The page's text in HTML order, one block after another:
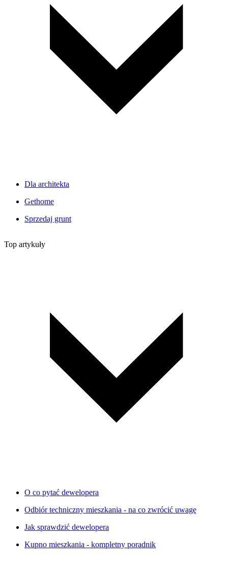
Dla architekta
Gethome
Sprzedaj grunt
Top artykuły
O co pytać dewelopera
Odbiór techniczny mieszkania - na co zwrócić uwagę
Jak sprawdzić dewelopera
Kupno mieszkania - kompletny poradnik